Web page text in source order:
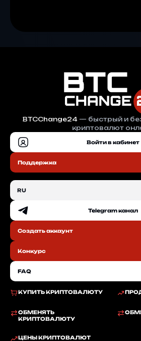
BTCChange24— быстрый и
криптовалют
Войти в кабинет
Поддержка
КУПИТЬ КРИПТОВАЛЮТУ
ОБМЕНЯТЬ
КРИПТОВАЛЮТУ
ЦЕНЫ КРИПТОВАЛЮТ
RU
EN Telegram канал
Создать аккаунт
Конкурс
FAQ